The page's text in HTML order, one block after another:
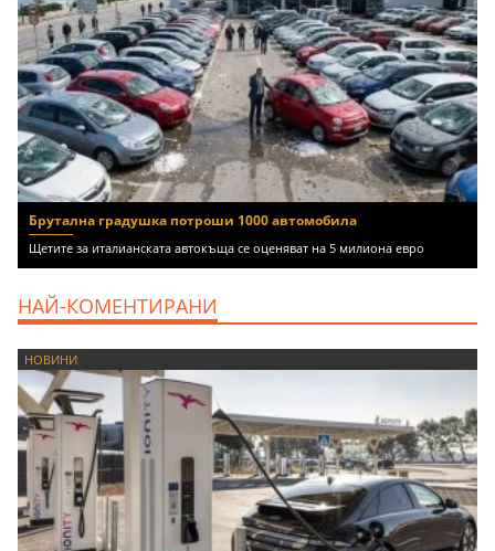
Брутална градушка потроши 1000 автомобила
Щетите за италианската автокъща се оценяват на 5 милиона евро
НАЙ-КОМЕНТИРАНИ
НОВИНИ